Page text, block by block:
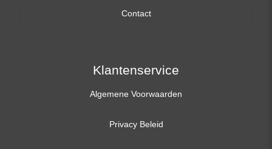
17,3 inch
Contact
Klantenservice
Algemene Voorwaarden
Privacy Beleid